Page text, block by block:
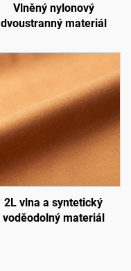
Vlněný nylonový
dvoustranný materiál
2L vlna a syntetický
voděodolný materiál